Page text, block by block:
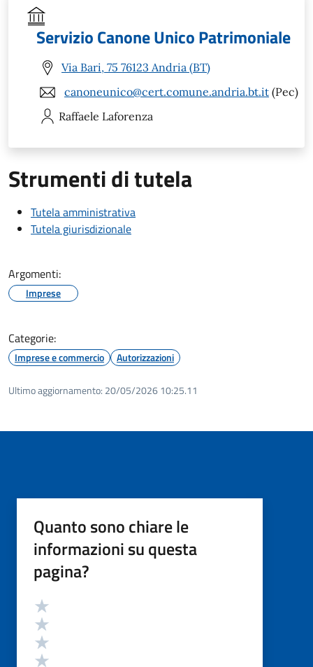
Servizio Canone Unico Patrimoniale
Via Bari, 75 76123 Andria (BT)
canoneunico@cert.comune.andria.bt.it (Pec)
Raffaele Laforenza
Strumenti di tutela
Tutela amministrativa
Tutela giurisdizionale
Argomenti:
Imprese
Categorie:
Imprese e commercio Autorizzazioni
Ultimo aggiornamento: 20/05/2026 10:25.11
Quanto sono chiare le
informazioni su questa
pagina?
Valutazione